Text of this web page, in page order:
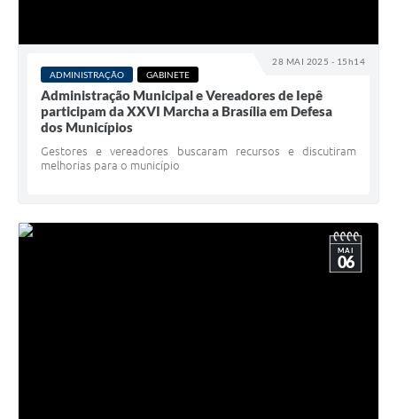
28 MAI 2025 - 15h14
ADMINISTRAÇÃO GABINETE
Administração Municipal e Vereadores de Iepê
participam da XXVI Marcha a Brasília em Defesa
dos Municípios
Gestores e vereadores buscaram recursos e discutiram
melhorias para o município
MAI
06